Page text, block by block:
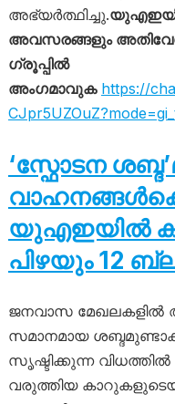
അഭ്യർത്ഥിച്ചു.
അവസരങ്ങളും
ഗ്രൂപ്പിൽ
അംഗമാവുക https://
‘സ്ഫോടന
യുഎഇയിൽ
പിഴയും 12
ജനവാസ മേഖലകളിൽ
സമാനമായ
സൃഷ്ടിക്കുന്ന വിധത്തിൽ
വരുത്തിയ